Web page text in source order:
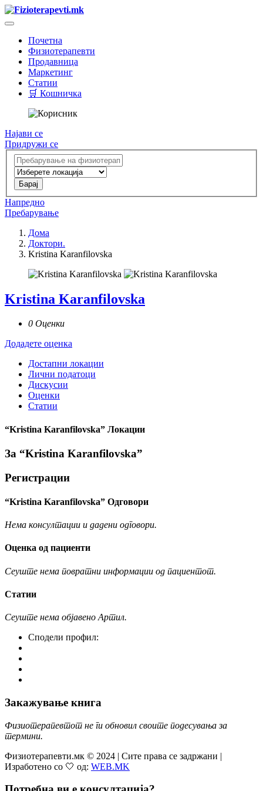
Почетна
Физиотерапевти
Продавница
Маркетинг
Статии
🛒 Кошничка
Најави се
Придружи се
Напредно
Пребарување
Дома
Доктори.
Kristina Karanfilovska
Kristina Karanfilovska
0 Оценки
Додадете оценка
Достапни локации
Лични податоци
Дискусии
Оценки
Статии
“Kristina Karanfilovska” Локации
За “Kristina Karanfilovska”
Регистрации
“Kristina Karanfilovska” Одговори
Нема консултации и дадени одговори.
Оценка од пациенти
Сеуште нема повратни информации од пациентот.
Статии
Сеуште нема објавено Артил.
Сподели профил:
Закажување книга
Физиотерапевтот не ги обновил своите подесувања за
термини.
Физиотерапевти.мк © 2024 | Сите права се задржани |
Изработено со 🤍 од: WEB.MK